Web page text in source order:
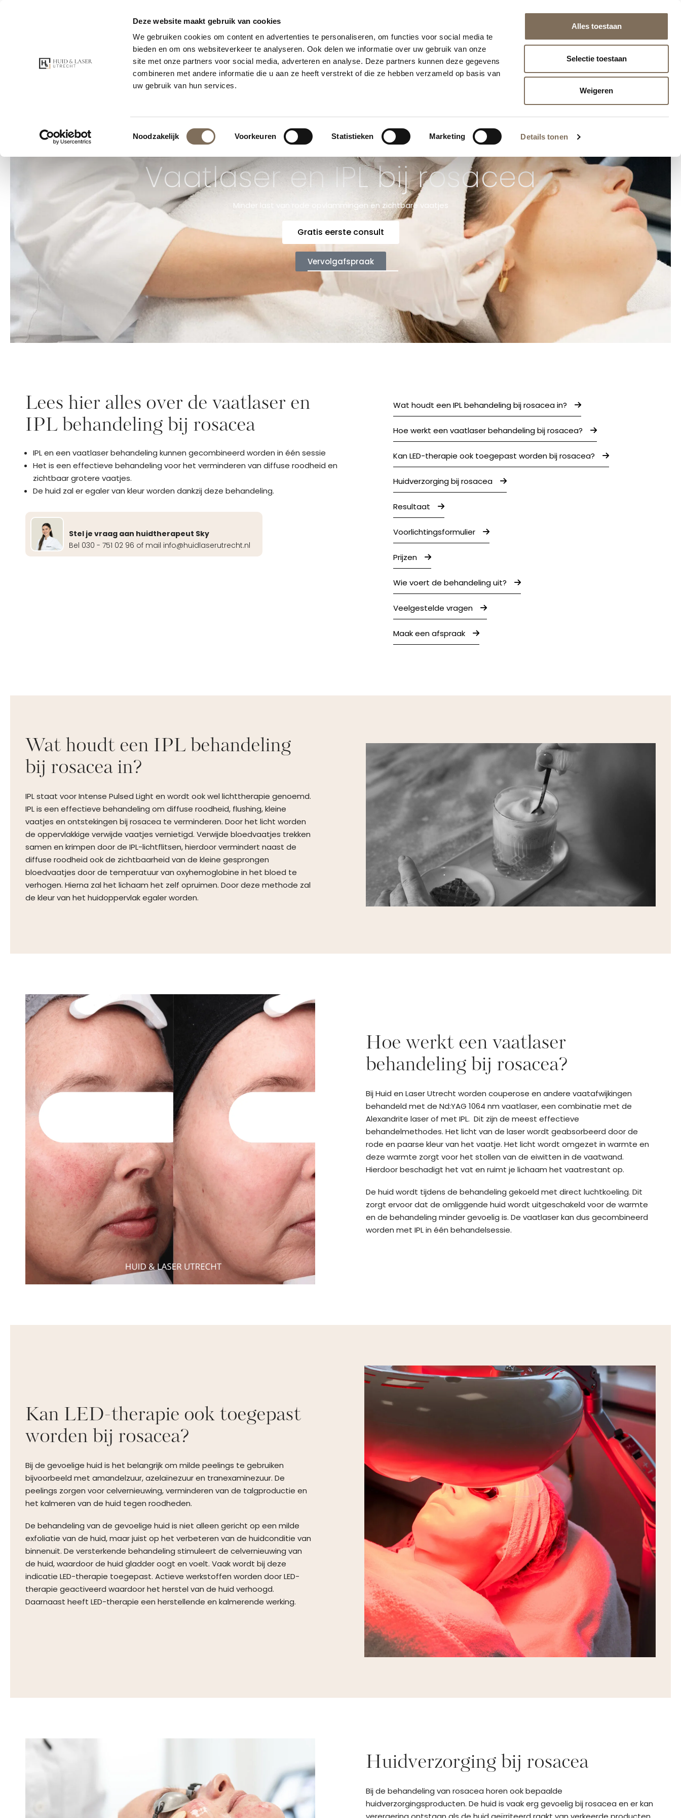
Deze website maakt gebruik van cookies
We gebruiken cookies om content en advertenties te personaliseren, om functies voor social media te
bieden en om ons websiteverkeer te analyseren. Ook delen we informatie over uw gebruik van onze
site met onze partners voor social media, adverteren en analyse. Deze partners kunnen deze gegevens
combineren met andere informatie die u aan ze heeft verstrekt of die ze hebben verzameld op basis van
uw gebruik van hun services.
Toestemmingsselectie
Noodzakelijk Voorkeuren Statistieken Marketing Details tonen
Alles toestaan
Selectie toestaan
Weigeren
GRATIS CONSULTBEHANDELINGENHUIDPROBLEMEN PRIJSLIJSTKLINIEKWEBSHOP
Vaatlaser en IPL bij rosacea
Minder last van rode opvlammingen en zichtbare vaatjes
Gratis eerste consult
Vervolgafspraak
Lees hier alles over de vaatlaser en
IPL behandeling bij rosacea
IPL en een vaatlaser behandeling kunnen gecombineerd worden in één sessie
Het is een effectieve behandeling voor het verminderen van diffuse roodheid en
zichtbaar grotere vaatjes.
De huid zal er egaler van kleur worden dankzij deze behandeling.
Stel je vraag aan huidtherapeut Sky
Bel 030 - 751 02 96 of mail info@huidlaserutrecht.nl
Wat houdt een IPL behandeling bij rosacea in?
Hoe werkt een vaatlaser behandeling bij rosacea?
Kan LED-therapie ook toegepast worden bij rosacea?​
Huidverzorging bij rosacea
Resultaat
Voorlichtingsformulier
Prijzen
Wie voert de behandeling uit?
Veelgestelde vragen
Maak een afspraak
Wat houdt een IPL behandeling
bij rosacea in?
IPL staat voor Intense Pulsed Light en wordt ook wel lichttherapie genoemd.
IPL is een effectieve behandeling om diffuse roodheid, flushing, kleine
vaatjes en ontstekingen bij rosacea te verminderen. Door het licht worden
de oppervlakkige verwijde vaatjes vernietigd. Verwijde bloedvaatjes trekken
samen en krimpen door de IPL-lichtflitsen, hierdoor vermindert naast de
diffuse roodheid ook de zichtbaarheid van de kleine gesprongen
bloedvaatjes door de temperatuur van oxyhemoglobine in het bloed te
verhogen. Hierna zal het lichaam het zelf opruimen. Door deze methode zal
de kleur van het huidoppervlak egaler worden.
Hoe werkt een vaatlaser
behandeling bij rosacea?
Bij Huid en Laser Utrecht worden couperose en andere vaatafwijkingen
behandeld met de Nd:YAG 1064 nm vaatlaser, een combinatie met de
Alexandrite laser of met IPL. Dit zijn de meest effectieve
behandelmethodes. Het licht van de laser wordt geabsorbeerd door de
rode en paarse kleur van het vaatje. Het licht wordt omgezet in warmte en
deze warmte zorgt voor het stollen van de eiwitten in de vaatwand.
Hierdoor beschadigt het vat en ruimt je lichaam het vaatrestant op.
De huid wordt tijdens de behandeling gekoeld met direct luchtkoeling. Dit
zorgt ervoor dat de omliggende huid wordt uitgeschakeld voor de warmte
en de behandeling minder gevoelig is. De vaatlaser kan dus gecombineerd
worden met IPL in één behandelsessie.
Kan LED-therapie ook toegepast
worden bij rosacea?
Bij de gevoelige huid is het belangrijk om milde peelings te gebruiken
bijvoorbeeld met amandelzuur, azelaïnezuur en tranexaminezuur. De
peelings zorgen voor celvernieuwing, verminderen van de talgproductie en
het kalmeren van de huid tegen roodheden.
De behandeling van de gevoelige huid is niet alleen gericht op een milde
exfoliatie van de huid, maar juist op het verbeteren van de huidconditie van
binnenuit. De versterkende behandeling stimuleert de celvernieuwing van
de huid, waardoor de huid gladder oogt en voelt. Vaak wordt bij deze
indicatie LED-therapie toegepast. Actieve werkstoffen worden door LED-
therapie geactiveerd waardoor het herstel van de huid verhoogd.
Daarnaast heeft LED-therapie een herstellende en kalmerende werking.
Huidverzorging bij rosacea
Bij de behandeling van rosacea horen ook bepaalde
huidverzorgingsproducten. De huid is vaak erg gevoelig bij rosacea en er kan